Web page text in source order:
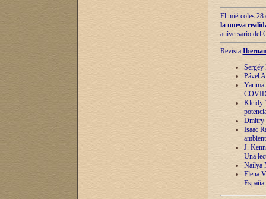
El miércoles 28
la nueva
aniversario del
Revista
Sergéy
Pável
Yarima
Kleidy
Dmitry
Isaac
J.
Una
Naílya
Elena
España